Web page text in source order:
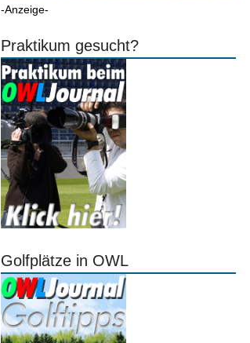
-Anzeige-
Praktikum gesucht?
Golfplätze in OWL